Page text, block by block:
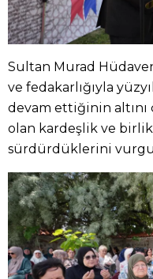
Sultan Murad
ve fedakarlığıyla
devam ettiğinin altını
olan kardeşlik ve
sürdürdüklerini